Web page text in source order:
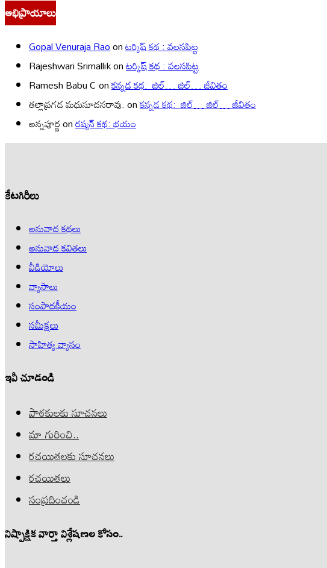
అభిప్రాయాలు
Gopal Venuraja Raoonటర్కిష్ కథ : వలసపిట్ట
Rajeshwari Srimallikonటర్కిష్ కథ : వలసపిట్ట
Ramesh Babu Conకన్నడ కథ: జిల్… జిల్… జీవితం
తల్లాప్రగడ మధుసూదనరావు.onకన్నడ కథ: జిల్… జిల్… జీవితం
అన్నపూర్ణonరష్యన్ కథ: భయం
కేటగిరీలు
అనువాద కథలు
అనువాద కవితలు
వీడియోలు
వ్యాసాలు
సంపాదకీయం
సమీక్షలు
సాహిత్య వ్యాసం
ఇవీ చూడండి
పాఠకులకు సూచనలు
మా గురించి..
రచయితలకు సూచనలు
రచయితలు
సంప్రదించండి
నిష్పాక్షిక వార్తా విశ్లేషణల కోసం..